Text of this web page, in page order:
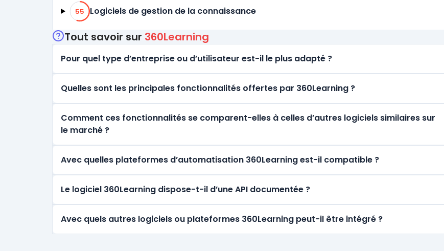
55% de compatibilité
55 Logiciels de gestion de la connaissance
Tout savoir sur 360Learning
Pour quel type d’entreprise ou d’utilisateur est-il le plus adapté ?
Quelles sont les principales fonctionnalités offertes par 360Learning ?
Comment ces fonctionnalités se comparent-elles à celles d’autres logiciels similaires sur
le marché ?
Avec quelles plateformes d’automatisation 360Learning est-il compatible ?
Le logiciel 360Learning dispose-t-il d’une API documentée ?
Avec quels autres logiciels ou plateformes 360Learning peut-il être intégré ?